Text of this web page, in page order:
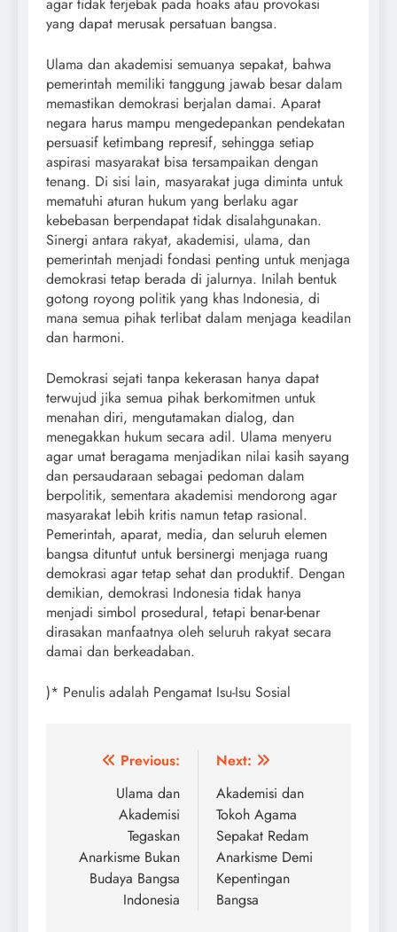
yang dapat merusak persatuan bangsa.
Ulama dan akademisi semuanya sepakat, bahwa
pemerintah memiliki tanggung jawab besar dalam
memastikan demokrasi berjalan damai. Aparat
negara harus mampu mengedepankan pendekatan
persuasif ketimbang represif, sehingga setiap
aspirasi masyarakat bisa tersampaikan dengan
tenang. Di sisi lain, masyarakat juga diminta untuk
mematuhi aturan hukum yang berlaku agar
kebebasan berpendapat tidak disalahgunakan.
Sinergi antara rakyat, akademisi, ulama, dan
pemerintah menjadi fondasi penting untuk menjaga
demokrasi tetap berada di jalurnya. Inilah bentuk
gotong royong politik yang khas Indonesia, di
mana semua pihak terlibat dalam menjaga keadilan
dan harmoni.
Demokrasi sejati tanpa kekerasan hanya dapat
terwujud jika semua pihak berkomitmen untuk
menahan diri, mengutamakan dialog, dan
menegakkan hukum secara adil. Ulama menyeru
agar umat beragama menjadikan nilai kasih sayang
dan persaudaraan sebagai pedoman dalam
berpolitik, sementara akademisi mendorong agar
masyarakat lebih kritis namun tetap rasional.
Pemerintah, aparat, media, dan seluruh elemen
bangsa dituntut untuk bersinergi menjaga ruang
demokrasi agar tetap sehat dan produktif. Dengan
demikian, demokrasi Indonesia tidak hanya
menjadi simbol prosedural, tetapi benar-benar
dirasakan manfaatnya oleh seluruh rakyat secara
damai dan berkeadaban.
)* Penulis adalah Pengamat Isu-Isu Sosial
Post
navigation
Previous:
Ulama dan
Akademisi
Tegaskan
Anarkisme Bukan
Budaya Bangsa
Indonesia
Next:
Akademisi dan
Tokoh Agama
Sepakat Redam
Anarkisme Demi
Kepentingan
Bangsa